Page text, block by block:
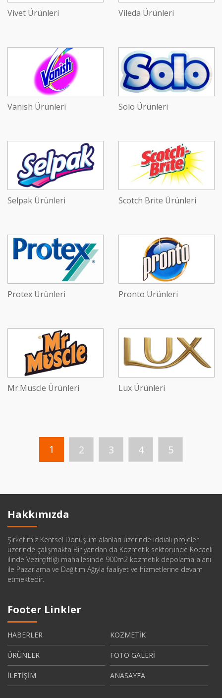
Vivet Ürünleri Vileda Ürünleri
Vanish Ürünleri Solo Ürünleri
Selpak Ürünleri Scotch Brite Ürünleri
Protex Ürünleri Pronto Ürünleri
Mr.Muscle Ürünleri Lux Ürünleri
1 2 3 4 5
Hakkımızda
Şirketimiz Kentsel Dönüşüm alanları üzerinde iddialı projeler
üzerinde çalışmakta Bir yandan da Kozmetik sektöründe Kocaeli
ilinde Vezirçiftliği mahallesinde 900m2 kozmetik depolama alanı
ile Pazarlama ve Dağıtım Ağıyla faaliyet ve hizmetlerine devam
etmektedir.
Footer Linkler
HABERLER KOZMETİK
ÜRÜNLER FOTO GALERİ
İLETİŞİM ANASAYFA